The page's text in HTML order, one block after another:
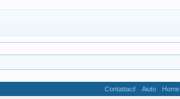
Contattaci! Aiuto Home